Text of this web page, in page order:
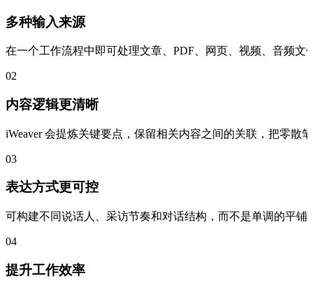
多种输入来源
在一个工作流程中即可处理文章、PDF、网页、视频、音频
02
内容逻辑更清晰
iWeaver 会提炼关键要点，保留相关内容之间的关联，把零散
03
表达方式更可控
可构建不同说话人、采访节奏和对话结构，而不是单调的平铺
04
提升工作效率